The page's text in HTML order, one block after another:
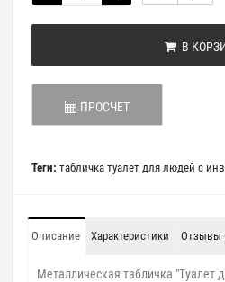
В
ПРОСЧЕТ
Теги: табличка туалет для людей с
Описание Характеристики Отзывы
Металлическая табличка "Туалет